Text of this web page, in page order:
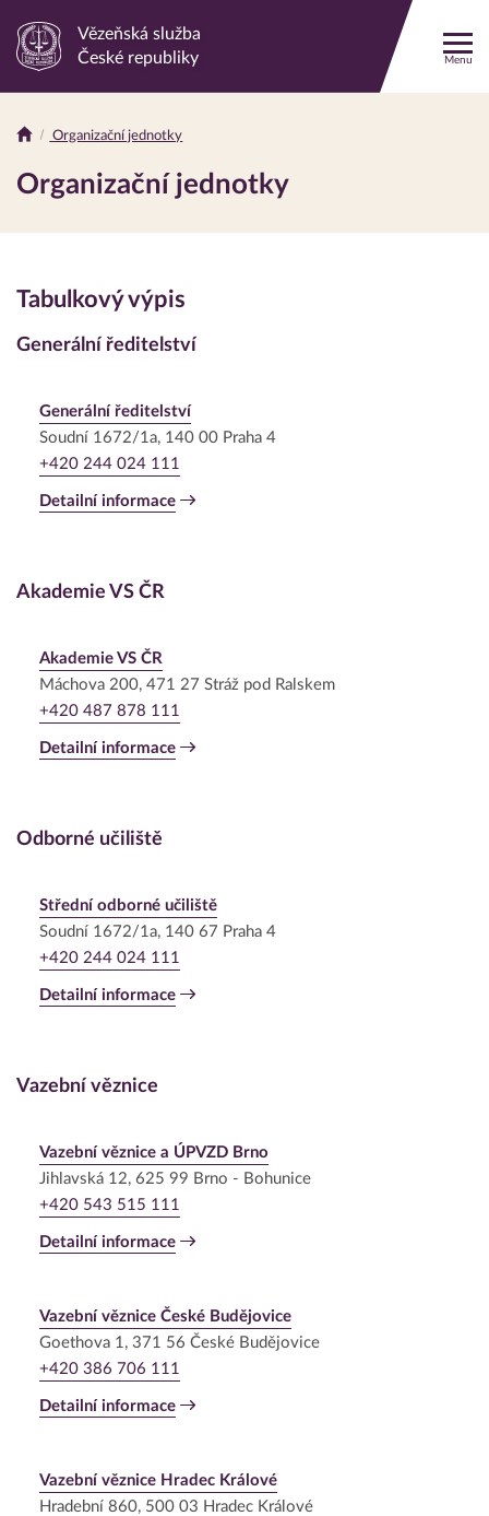
Odkaz
stránku
Vězeňská služba
České republiky
Menu
Drobečková
navigace
Organizační jednotky
Organizační jednotky
Tabulkový výpis
Generální ředitelství
Generální ředitelství
Soudní 1672/1a, 140 00 Praha 4
+420 244 024 111
Detailní informace
Akademie VS ČR
Akademie VS ČR
Máchova 200, 471 27 Stráž pod Ralskem
+420 487 878 111
Detailní informace
Odborné učiliště
Střední odborné učiliště
Soudní 1672/1a, 140 67 Praha 4
+420 244 024 111
Detailní informace
Vazební věznice
Vazební věznice a ÚPVZD Brno
Jihlavská 12, 625 99 Brno - Bohunice
+420 543 515 111
Detailní informace
Vazební věznice České Budějovice
Goethova 1, 371 56 České Budějovice
+420 386 706 111
Detailní informace
Vazební věznice Hradec Králové
Hradební 860, 500 03 Hradec Králové